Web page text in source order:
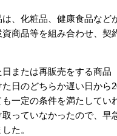
、化粧品、健康食品など
商品等を組み合わせ、
または再販売をする商品
日のどちらか遅い日か
一定の条件を満たしてい
っていなかったので、早
た。